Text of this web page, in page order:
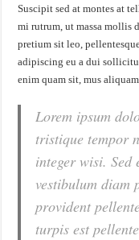
Suscipit sed at montes at
mi rutrum, ut massa mollis
pretium sit leo,
adipiscing eu a dui
enim quam sit, mus
Lorem ipsum
tristique tempor
integer wisi. Sed
vestibulum diam
provident
turpis est